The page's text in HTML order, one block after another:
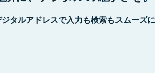
タルアドレスで入力も検索もスムーズ